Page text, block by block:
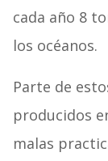
cada año 8
los océanos.
Parte de
producidos
malas